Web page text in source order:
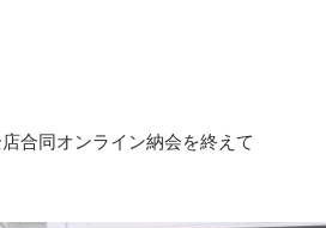
合同オンライン納会を終えて